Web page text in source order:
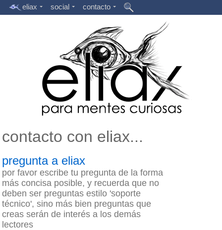
eliax social contacto
contacto con eliax...
pregunta a eliax
por favor escribe tu pregunta de la forma
más concisa posible, y recuerda que no
deben ser preguntas estilo 'soporte
técnico', sino más bien preguntas que
creas serán de interés a los demás
lectores